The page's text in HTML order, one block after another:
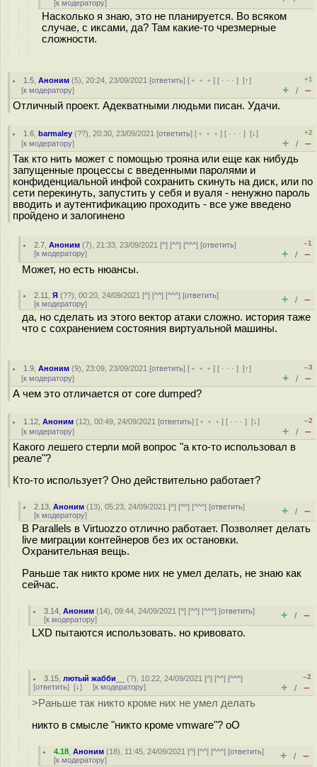
[к модератору]
Насколько я знаю, это не планируется. Во всяком
случае, с иксами, да? Там какие-то чрезмерные
сложности.
1.5 ,Аноним (5), 20:24, 23/09/2021 [ответить] [ ﹢﹢﹢] [ · · ·][↑]
[к модератору]
+1
+ / –
Отличный проект. Адекватными людьми писан. Удачи.
1.6 ,barmaley (??), 20:30, 23/09/2021 [ответить] [ ﹢﹢﹢] [ · · ·][↓]
[к модератору]
+2
+ / –
Так кто нить может с помощью трояна или еще как нибудь
запущенные процессы с введенными паролями и
конфиденциальной инфой сохранить скинуть на диск, или по
сети перекинуть, запустить у себя и вуаля - ненужно пароль
вводить и аутентификацию проходить - все уже введено
пройдено и залогинено
2.7 ,Аноним (7), 21:33, 23/09/2021 [^] [^^] [^^^] [ответить]
[к модератору]
–1
+ / –
Может, но есть нюансы.
2.11 ,Я (??), 00:20, 24/09/2021 [^] [^^] [^^^] [ответить]
[к модератору] + / –
да, но сделать из этого вектор атаки сложно. история таже
что с сохранением состояния виртуальной машины.
1.9 ,Аноним (9), 23:09, 23/09/2021 [ответить] [ ﹢﹢﹢] [ · · ·][↑]
[к модератору]
–3
+ / –
А чем это отличается от core dumped?
1.12 ,Аноним (12), 00:49, 24/09/2021 [ответить] [ ﹢﹢﹢] [ · · ·][↓]
[к модератору]
–2
+ / –
Какого лешего стерли мой вопрос "а кто-то использовал в
реале"?
Кто-то использует? Оно действительно работает?
2.13 ,Аноним (13), 05:23, 24/09/2021 [^] [^^] [^^^] [ответить]
[к модератору] + / –
В Parallels в Virtuozzo отлично работает. Позволяет делать
live миграции контейнеров без их остановки.
Охранительная вещь.
Раньше так никто кроме них не умел делать, не знаю как
сейчас.
3.14 ,Аноним (14), 09:44, 24/09/2021 [^] [^^] [^^^] [ответить]
[к модератору] + / –
LXD пытаются использовать. но кривовато.
3.15 ,лютый жабби__ (?), 10:22, 24/09/2021 [^] [^^] [^^^]
[ответить] [↓] [к модератору]
–2
+ / –
>Раньше так никто кроме них не умел делать
никто в смысле "никто кроме vmware"? oO
4.18 ,Аноним (18), 11:45, 24/09/2021 [^] [^^] [^^^] [ответить]
[к модератору] + / –